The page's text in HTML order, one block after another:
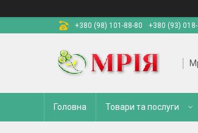
+380 (98) 101-88-80
+380 (93)
Головна Товари та послуги